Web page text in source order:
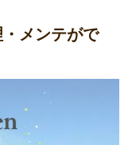
メンテがで